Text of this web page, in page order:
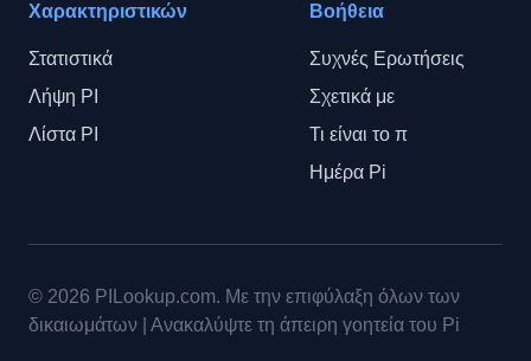
Χαρακτηριστικών
Στατιστικά
Λήψη PI
Λίστα PI
Βοήθεια
Συχνές Ερωτήσεις
Σχετικά με
Τι είναι το π
Ημέρα Pi
© 2026 PILookup.com. Με την επιφύλαξη όλων των
δικαιωμάτων
Ανακαλύψτε τη άπειρη γοητεία του Pi